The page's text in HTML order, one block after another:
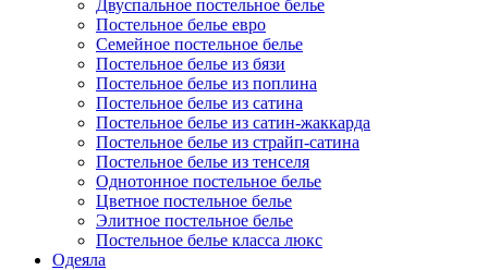
Двуспальное постельное белье
Постельное белье евро
Семейное постельное белье
Постельное белье из бязи
Постельное белье из поплина
Постельное белье из сатина
Постельное белье из сатин-жаккарда
Постельное белье из страйп-сатина
Постельное белье из тенселя
Однотонное постельное белье
Цветное постельное белье
Элитное постельное белье
Постельное белье класса люкс
Одеяла